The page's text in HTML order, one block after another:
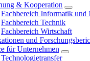
& Kooperation
Fachbereich Informatik und
Fachbereich Technik
Fachbereich Wirtschaft
und
für Unternehmen
Technologietransfer